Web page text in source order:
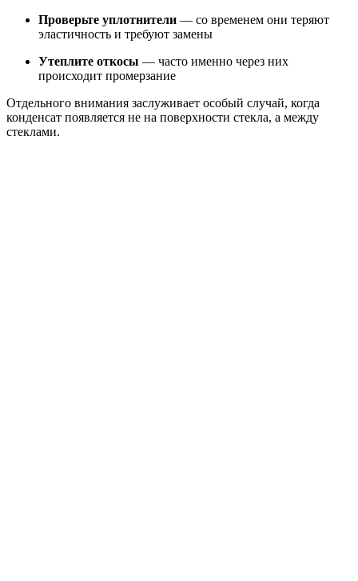
Проверьте уплотнители — со временем они теряют
эластичность и требуют замены
Утеплите откосы — часто именно через них
происходит промерзание
Отдельного внимания заслуживает особый случай, когда
конденсат появляется не на поверхности стекла, а между
стеклами.